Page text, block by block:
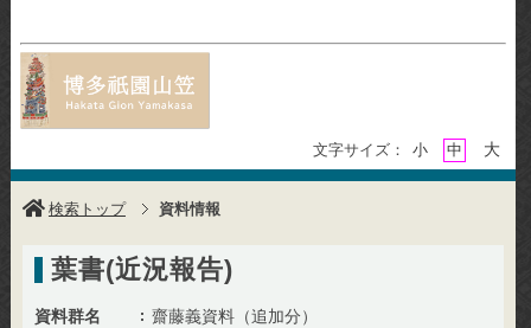
文字サイズ： 小 中 大
検索トップ 資料情報
葉書(近況報告)
資料群名 齋藤義資料（追加分）